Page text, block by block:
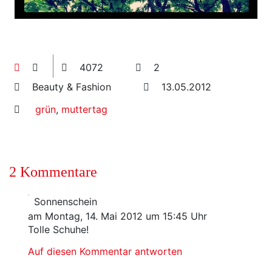
4072
2
Beauty & Fashion
13.05.2012
grün, muttertag
2 Kommentare
Sonnenschein
am Montag, 14. Mai 2012 um 15:45 Uhr
Tolle Schuhe!
Auf diesen Kommentar antworten